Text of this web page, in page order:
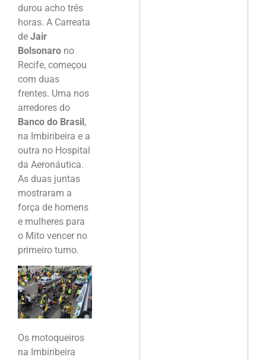
durou acho três
horas. A Carreata
de Jair
Bolsonaro no
Recife, começou
com duas
frentes. Uma nos
arredores do
Banco do Brasil,
na Imbiribeira e a
outra no Hospital
da Aeronáutica.
As duas juntas
mostraram a
força de homens
e mulheres para
o Mito vencer no
primeiro turno.
Os motoqueiros
na Imbiribeira